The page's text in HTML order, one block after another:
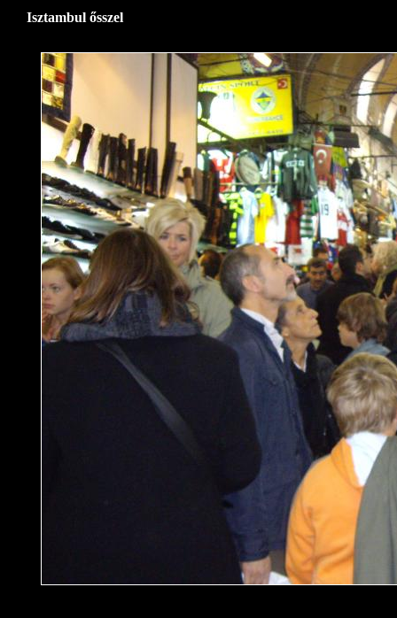
Isztambul ősszel